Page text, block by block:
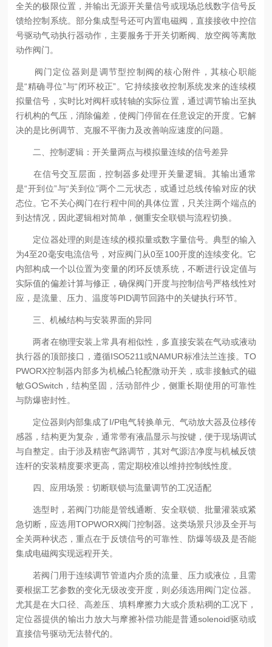
全关的极限位置，并输出无源开关量信号或现场总线数字信号反
馈给控制系统。部分集成型号还可内置电磁阀，直接接收中控信
号驱动气动执行器动作，主要服务于开关切断阀、放空阀等离散
动作阀门。
阀门定位器则是调节型控制阀的核心附件，其核心职能
是“精确寻位”与“闭环校正”。它持续接收控制系统发来的连续模
拟量信号，实时比对阀杆或转轴的实际位置，通过调节输出至执
行机构的气压，消除偏差，使阀门停留在任意设定的开度。它解
决的是比例调节、克服不平衡力及改善响应速度的问题。
二、控制逻辑：开关量两点与模拟量连续的信号差异
在信号交互层面，控制器多处理开关量逻辑。其输出通常
是“开到位”与“关到位”两个二元状态，或通过总线传输对应的状
态位。它不关心阀门在行程中间的具体位置，只关注两个端点的
到达情况，因此逻辑相对简单，侧重安全联锁与流程切换。
定位器处理的则是连续的模拟量或数字量信号。典型的输入
为4至20毫安电流信号，对应阀门从0至100开度的连续变化。它
内部构成一个以位置为变量的闭环反馈系统，不断进行设定值与
实际值的偏差计算与修正，确保阀门开度与控制信号严格线性对
应，是流量、压力、温度等PID调节回路中的关键执行环节。
三、机械结构与安装界面的异同
两者在物理安装上常具有相似性，多直接安装在气动或液动
执行器的顶部接口，遵循ISO5211或NAMUR标准法兰连接。TO
PWORX控制器内部多为机械凸轮配微动开关，或非接触式的磁
敏GOSwitch，结构坚固，活动部件少，侧重长期使用的可靠性
与防爆密封性。
定位器则内部集成了I/P电气转换单元、气动放大器及位移传
感器，结构更为复杂，通常带有液晶显示与按键，便于现场调试
与自整定。由于涉及精密气路调节，其对气源洁净度与机械反馈
连杆的安装精度要求更高，需定期校准以维持控制线性度。
四、应用场景：切断联锁与流量调节的工况适配
选型时，若阀门功能是管线通断、安全联锁、批量灌装或紧
急切断，应选用TOPWORX阀门控制器。这类场景只涉及全开与
全关两种状态，重点在于反馈信号的可靠性、防爆等级及是否能
集成电磁阀实现远程开关。
若阀门用于连续调节管道内介质的流量、压力或液位，且需
要根据工艺参数的变化无级改变开度，则必须选用阀门定位器。
尤其是在大口径、高差压、填料摩擦力大或介质粘稠的工况下，
定位器提供的输出力放大与摩擦补偿功能是普通solenoid驱动或
直接信号驱动无法替代的。